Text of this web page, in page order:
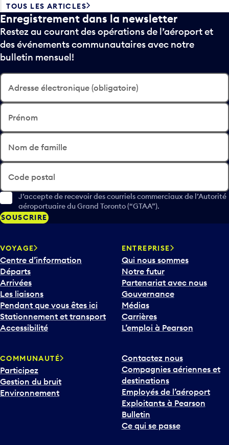
TOUS LES ARTICLES
Enregistrement dans la newsletter
Restez au courant des opérations de l’aéroport et
des événements communautaires avec notre
bulletin mensuel!
Adresse électronique (obligatoire)
Prénom
Nom de famille
Code postal
J’accepte de recevoir des courriels commerciaux de l’Autorité
aéroportuaire du Grand Toronto (“GTAA”).
SOUSCRIRE
VOYAGE
Centre d’information
Départs
Arrivées
Les liaisons
Pendant que vous êtes ici
Stationnement et transport
Accessibilité
ENTREPRISE
Qui nous sommes
Notre futur
Partenariat avec nous
Gouvernance
Médias
Carrières
L’emploi à Pearson
COMMUNAUTÉ
Participez
Gestion du bruit
Environnement
Contactez nous
Compagnies aériennes et
destinations
Employés de l’aéroport
Exploitants à Pearson
Bulletin
Ce qui se passe